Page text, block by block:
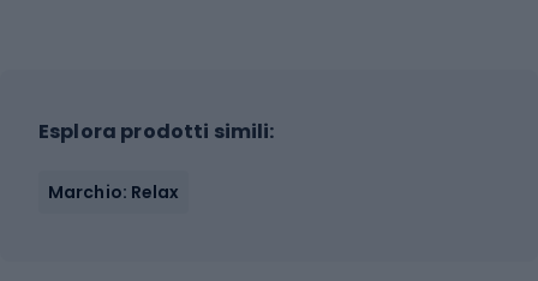
Esplora prodotti simili:
Marchio: Relax